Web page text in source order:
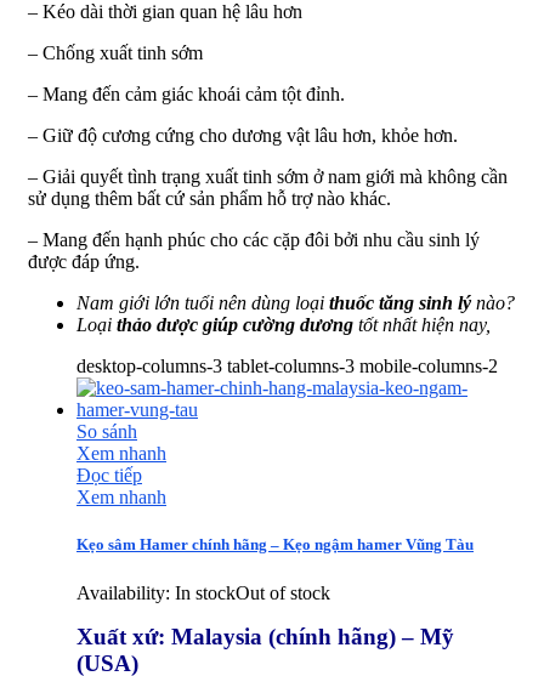
– Kéo dài thời gian quan hệ lâu hơn
– Chống xuất tinh sớm
– Mang đến cảm giác khoái cảm tột đỉnh.
– Giữ độ cương cứng cho dương vật lâu hơn, khỏe hơn.
– Giải quyết tình trạng xuất tinh sớm ở nam giới mà không cần
sử dụng thêm bất cứ sản phẩm hỗ trợ nào khác.
– Mang đến hạnh phúc cho các cặp đôi bởi nhu cầu sinh lý
được đáp ứng.
Nam giới lớn tuổi nên dùng loại thuốc tăng sinh lý nào?
Loại thảo dược giúp cường dương tốt nhất hiện nay,
desktop-columns-3 tablet-columns-3 mobile-columns-2
So sánh
Xem nhanh
Đọc tiếp
Xem nhanh
Kẹo sâm Hamer chính hãng – Kẹo ngậm hamer Vũng Tàu
Availability: In stockOut of stock
Xuất xứ: Malaysia (chính hãng) – Mỹ
(USA)